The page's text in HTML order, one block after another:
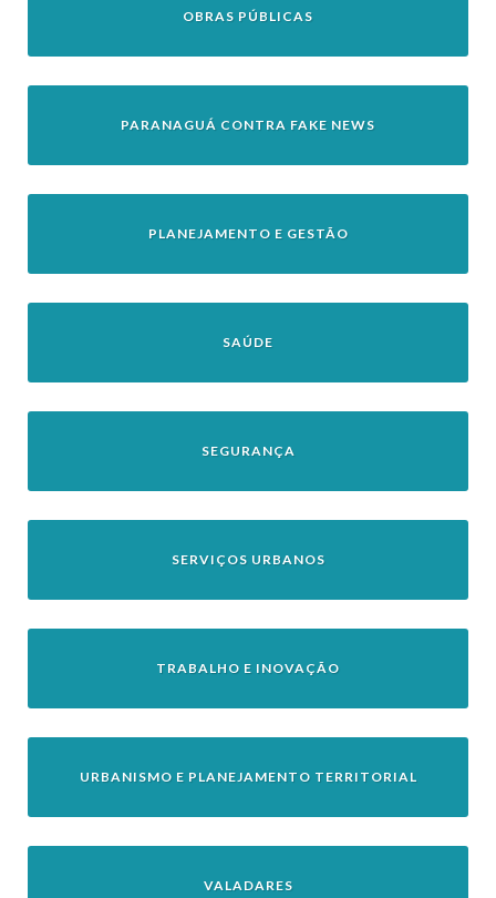
OBRAS PÚBLICAS
PARANAGUÁ CONTRA FAKE NEWS
PLANEJAMENTO E GESTÃO
SAÚDE
SEGURANÇA
SERVIÇOS URBANOS
TRABALHO E INOVAÇÃO
URBANISMO E PLANEJAMENTO TERRITORIAL
VALADARES